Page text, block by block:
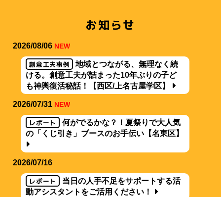
お知らせ
2026/08/06 NEW
創意工夫事例
地域とつながる、無理なく続
ける。創意工夫が詰まった10年ぶりの子ど
も神輿復活秘話！【西区/上名古屋学区】
2026/07/31 NEW
レポート
何がでるかな？！夏祭りで大人気
の「くじ引き」ブースのお手伝い【名東区】
2026/07/16
レポート
当日の人手不足をサポートする活
動アシスタントをご活用ください！